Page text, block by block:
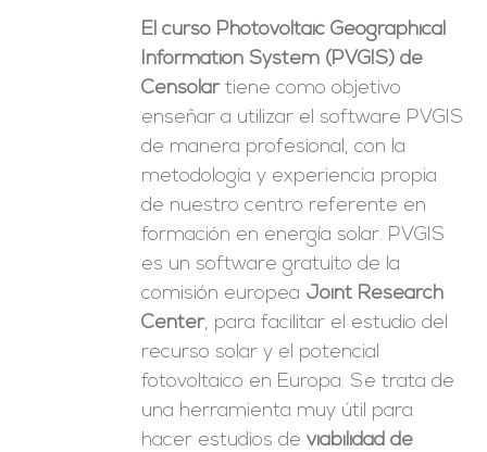
El curso Photovoltaic Geographical
Information System (PVGIS) de
Censolartiene como objetivo
enseñar a utilizar el software PVGIS
de manera profesional, con la
metodología y experiencia propia
de nuestro centro referente en
formación en energía solar. PVGIS
es un software gratuito de la
comisión europea Joint Research
Center, para facilitar el estudio del
recurso solar y el potencial
fotovoltaico en Europa. Se trata de
una herramienta muy útil para
hacer estudios deviabilidad de